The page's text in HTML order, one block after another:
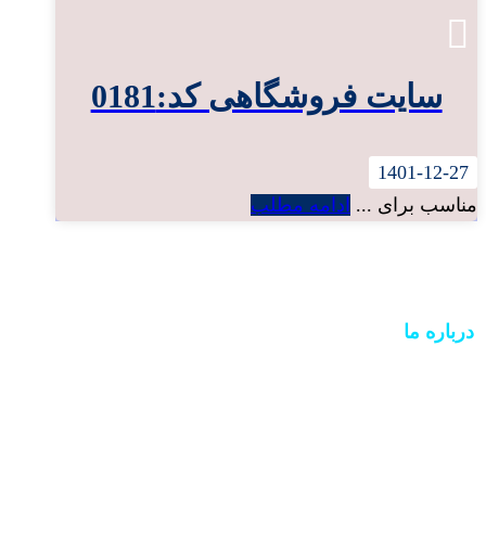
سایت فروشگاهی کد:0181
1401-12-27
مناسب برای ... ادامه مطلب
درباره ما